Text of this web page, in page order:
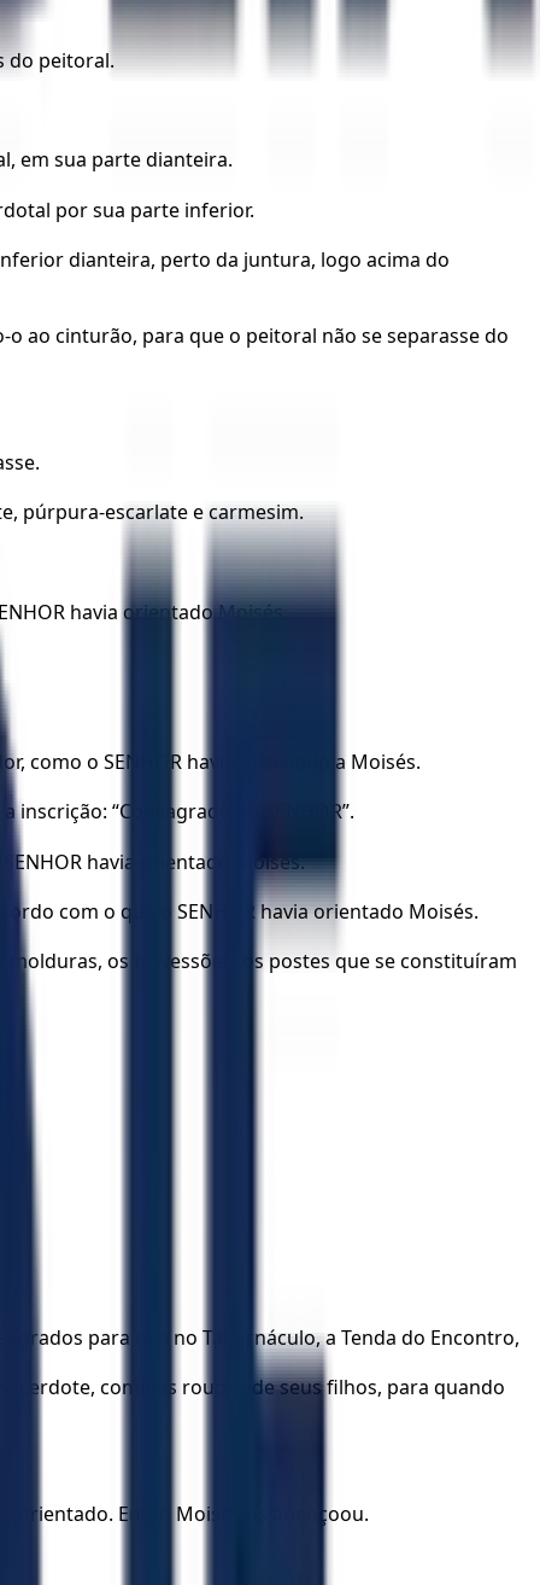
do peitoral.
em sua parte dianteira.
por sua parte inferior.
dianteira, perto da juntura, logo acima do
ao cinturão, para que o peitoral não se separasse do
púrpura-escarlate e carmesim.
havia orientado Moisés.
como o SENHOR havia ordenado a Moisés.
“Consagrado ao SENHOR”.
havia orientado Moisés.
com o que o SENHOR havia orientado Moisés.
os travessões, os postes que se constituíram
para uso no Tabernáculo, a Tenda do Encontro,
como as roupas de seus filhos, para quando
orientado. Então Moisés os abençoou.